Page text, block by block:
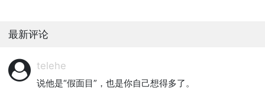
最新评论
telehe
说他是“假面目”，也是你自己想得多了。